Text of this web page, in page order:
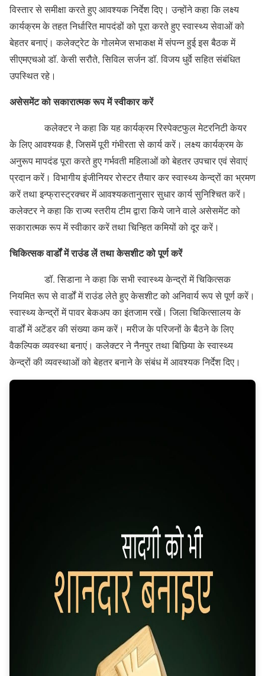
विस्तार से समीक्षा करते हुए आवश्यक निर्देश दिए। उन्होंने कहा कि लक्ष्य
कार्यक्रम के तहत निर्धारित मापदंडों को पूरा करते हुए स्वास्थ्य सेवाओं को
बेहतर बनाएं। कलेक्ट्रेट के गोलमेज सभाकक्ष में संपन्न हुई इस बैठक में
सीएमएचओ डॉ. केसी सरौते, सिविल सर्जन डॉ. विजय धुर्वे सहित संबंधित
उपस्थित रहे।
असेसमेंट को सकारात्मक रूप में स्वीकार करें
कलेक्टर ने कहा कि यह कार्यक्रम रिस्पेक्टफुल मेटरनिटी केयर
के लिए आवश्यक है, जिसमें पूरी गंभीरता से कार्य करें। लक्ष्य कार्यक्रम के
अनुरूप मापदंड पूरा करते हुए गर्भवती महिलाओं को बेहतर उपचार एवं सेवाएं
प्रदान करें। विभागीय इंजीनियर रोस्टर तैयार कर स्वास्थ्य केन्द्रों का भ्रमण
करें तथा इन्फ्रास्ट्रक्चर में आवश्यकतानुसार सुधार कार्य सुनिश्चित करें।
कलेक्टर ने कहा कि राज्य स्तरीय टीम द्वारा किये जाने वाले असेसमेंट को
सकारात्मक रूप में स्वीकार करें तथा चिन्हित कमियों को दूर करें।
चिकित्सक वार्डों में राउंड लें तथा केसशीट को पूर्ण करें
डॉ. सिडाना ने कहा कि सभी स्वास्थ्य केन्द्रों में चिकित्सक
नियमित रूप से वार्डों में राउंड लेते हुए केसशीट को अनिवार्य रूप से पूर्ण करें।
स्वास्थ्य केन्द्रों में पावर बेकअप का इंतजाम रखें। जिला चिकित्सालय के
वार्डों में अटेंडर की संख्या कम करें। मरीज के परिजनों के बैठने के लिए
वैकल्पिक व्यवस्था बनाएं। कलेक्टर ने नैनपुर तथा बिछिया के स्वास्थ्य
केन्द्रों की व्यवस्थाओं को बेहतर बनाने के संबंध में आवश्यक निर्देश दिए।